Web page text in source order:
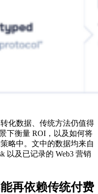
化数据、传统方法仍值得
下衡量 ROI，以及如何将
略中。文中的数据均来自
以及已记录的 Web3 营销
再依赖传统付费